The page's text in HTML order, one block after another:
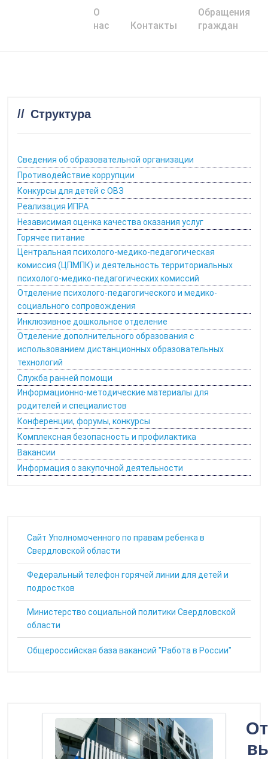
О
нас
Контакты
Обращения
граждан
Структура
Сведения об образовательной организации
Противодействие коррупции
Конкурсы для детей с ОВЗ
Реализация ИПРА
Независимая оценка качества оказания услуг
Горячее питание
Центральная психолого-медико-педагогическая
комиссия (ЦПМПК) и деятельность территориальных
психолого-медико-педагогических комиссий
Отделение психолого-педагогического и медико-
социального сопровождения
Инклюзивное дошкольное отделение
Отделение дополнительного образования с
использованием дистанционных образовательных
технологий
Служба ранней помощи
Информационно-методические материалы для
родителей и специалистов
Конференции, форумы, конкурсы
Комплексная безопасность и профилактика
Вакансии
Информация о закупочной деятельности
Cайт Уполномоченного по правам ребенка в
Свердловской области
Федеральный телефон горячей линии для детей и
подростков
Министерство социальной политики Свердловской
области
Общероссийская база вакансий "Работа в России"